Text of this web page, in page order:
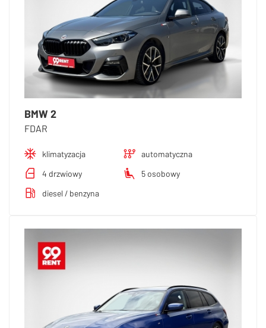
BMW 2
FDAR
klimatyzacja
automatyczna
4 drzwiowy
5 osobowy
diesel / benzyna